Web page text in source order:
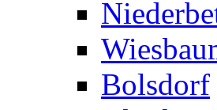
Bolsdorf